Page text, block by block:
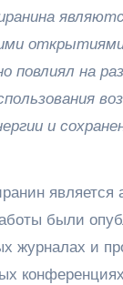
повлиял на
и
является
были
журналах и